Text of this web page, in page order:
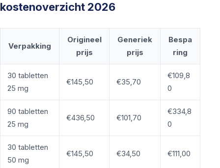
kostenoverzicht 2026
Verpakking
Origineel
prijs
Generiek
prijs
Bespa
ring
30 tabletten
25 mg
€145,50 €35,70
€109,8
0
90 tabletten
25 mg
€436,50 €101,70
€334,8
0
30 tabletten
50 mg
€145,50 €34,50 €111,00